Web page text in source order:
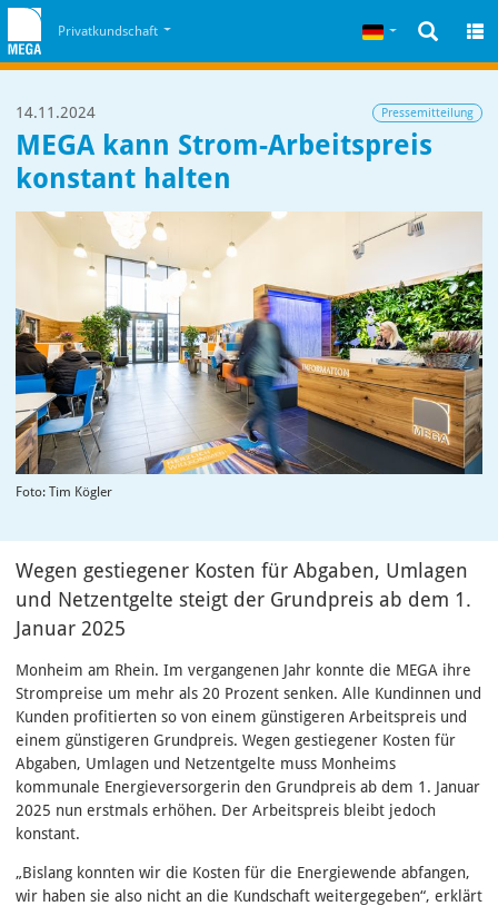
Zum Cookiehinweis
Privatkundschaft Deutsch
14.11.2024 Pressemitteilung
MEGA kann Strom-Arbeitspreis
konstant halten
Foto: Tim Kögler
Wegen gestiegener Kosten für Abgaben, Umlagen
und Netzentgelte steigt der Grundpreis ab dem 1.
Januar 2025
Monheim am Rhein. Im vergangenen Jahr konnte die MEGA ihre
Strompreise um mehr als 20 Prozent senken. Alle Kundinnen und
Kunden profitierten so von einem günstigeren Arbeitspreis und
einem günstigeren Grundpreis. Wegen gestiegener Kosten für
Abgaben, Umlagen und Netzentgelte muss Monheims
kommunale Energieversorgerin den Grundpreis ab dem 1. Januar
2025 nun erstmals erhöhen. Der Arbeitspreis bleibt jedoch
konstant.
„Bislang konnten wir die Kosten für die Energiewende abfangen,
wir haben sie also nicht an die Kundschaft weitergegeben“, erklärt